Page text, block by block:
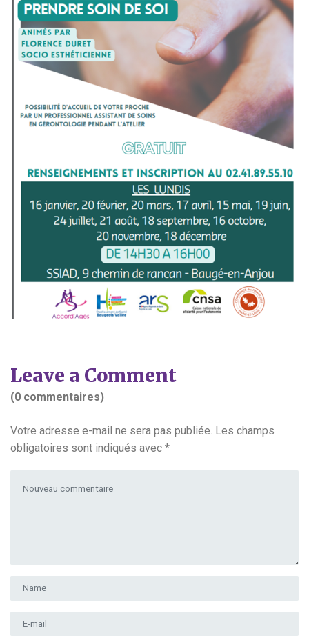
Leave a Comment
(0 commentaires)
Votre adresse e-mail ne sera pas publiée. Les champs
obligatoires sont indiqués avec *
Prénom et nom
Adresse e-mail